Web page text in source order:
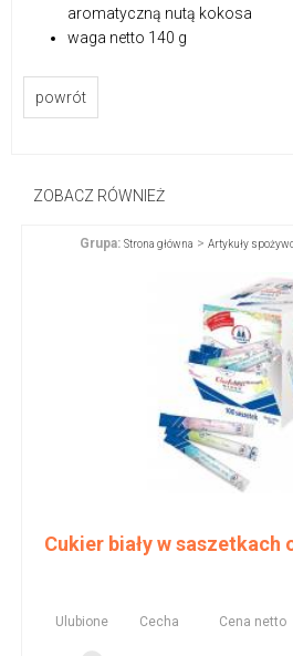
aromatyczną nutą kokosa
waga netto 140 g
powrót
ZOBACZ RÓWNIEŻ
Grupa: Strona główna > Artykuły
Cukier biały w saszetkach
Ulubione Cecha Cena netto